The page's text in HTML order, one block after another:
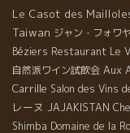
Le Casot des
Taiwan ジャン・フォワ
Béziers Restaurant Le
自然派ワイン試飲会 Aux
Carrille Salon des Vins
レーヌ JAJAKISTAN
Shimba Domaine de la